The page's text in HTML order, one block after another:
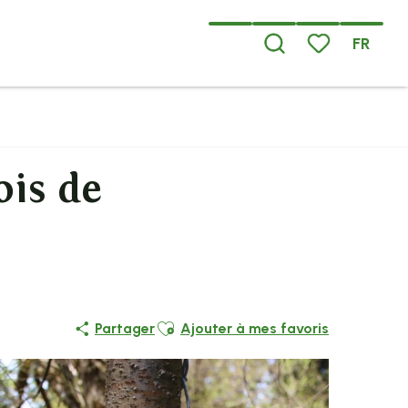
FR
de
PartagerAjouter aux favoris
Ajouter à mes favoris